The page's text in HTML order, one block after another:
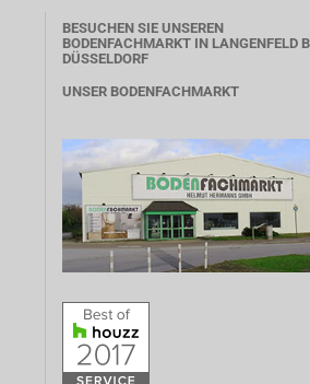
BESUCHEN SIE UNSEREN
BODENFACHMARKT IN LANGENFELD
DÜSSELDORF
UNSER BODENFACHMARKT